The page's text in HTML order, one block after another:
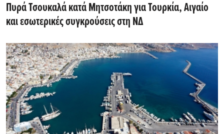
Πυρά Τσουκαλά κατά Μητσοτάκη για Τουρκία, Αιγαίο
και εσωτερικές συγκρούσεις στη ΝΔ